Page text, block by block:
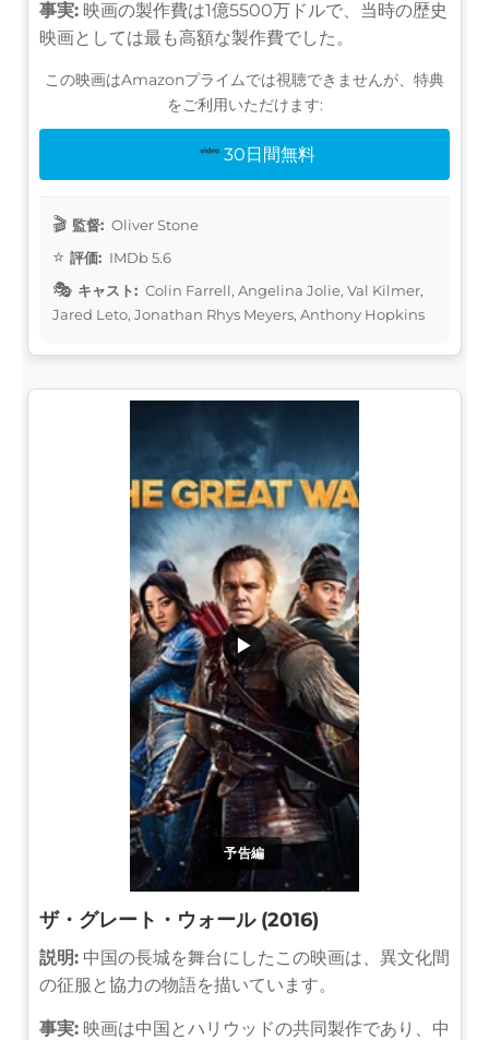
事実: 映画の製作費は1億5500万ドルで、当時の歴史
映画としては最も高額な製作費でした。
この映画はAmazonプライムでは視聴できませんが、特典
をご利用いただけます:
30日間無料
監督: Oliver Stone
評価: IMDb 5.6
キャスト: Colin Farrell, Angelina Jolie, Val Kilmer,
Jared Leto, Jonathan Rhys Meyers, Anthony Hopkins
予告編
▶
ザ・グレート・ウォール (2016)
説明: 中国の長城を舞台にしたこの映画は、異文化間
の征服と協力の物語を描いています。
事実: 映画は中国とハリウッドの共同製作であり、中